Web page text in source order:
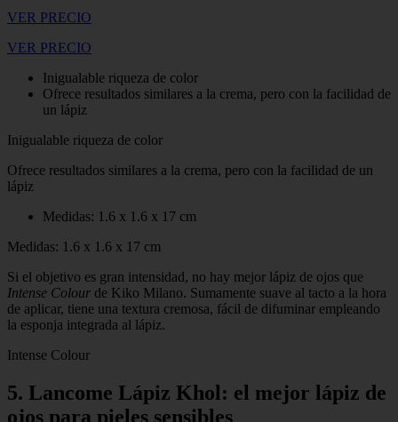
VER PRECIO
VER PRECIO
Inigualable riqueza de color
Ofrece resultados similares a la crema, pero con la facilidad de
un lápiz
Inigualable riqueza de color
Ofrece resultados similares a la crema, pero con la facilidad de un
lápiz
Medidas: 1.6 x 1.6 x 17 cm
Medidas: 1.6 x 1.6 x 17 cm
Si el objetivo es gran intensidad, no hay mejor lápiz de ojos que
Intense Colour de Kiko Milano. Sumamente suave al tacto a la hora
de aplicar, tiene una textura cremosa, fácil de difuminar empleando
la esponja integrada al lápiz.
Intense Colour
5. Lancome Lápiz Khol: el mejor lápiz de
ojos para pieles sensibles